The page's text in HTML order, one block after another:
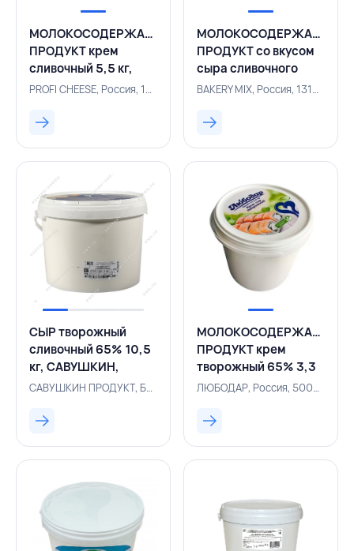
МОЛОКОСОДЕРЖАЩИЙ
ПРОДУКТ крем
сливочный 5,5 кг,
ПРОФИЧИЗ, РОССИЯPROFI CHEESE, Россия, 131004159
МОЛОКОСОДЕРЖАЩИЙ
ПРОДУКТ со вкусом
сыра сливочного
Токио 3,3 кг, РОССИЯBAKERY MIX, Россия, 131005788
СЫР творожный
сливочный 65% 10,5
кг, САВУШКИН,
БЕЛАРУСЬ
САВУШКИН ПРОДУКТ, Белоруссия, 131004148
МОЛОКОСОДЕРЖАЩИЙ
ПРОДУКТ крем
творожный 65% 3,3
кг, ЛЮБОДАР,
ЛЮБОДАР, Россия, 500004211